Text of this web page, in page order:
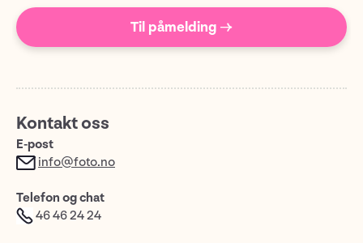
Til påmelding →
Kontakt oss
E-post
info@foto.no
Telefon og chat
46 46 24 24